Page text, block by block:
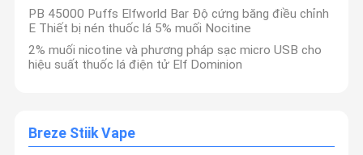
PB 45000 Puffs Elfworld Bar Độ cứng băng điều chỉnh
E Thiết bị nén thuốc lá 5% muối Nocitine
2% muối nicotine và phương pháp sạc micro USB cho
hiệu suất thuốc lá điện tử Elf Dominion
Breze Stiik Vape